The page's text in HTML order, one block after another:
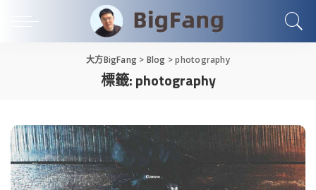
大方BigFang > Blog >photography
標籤:photography